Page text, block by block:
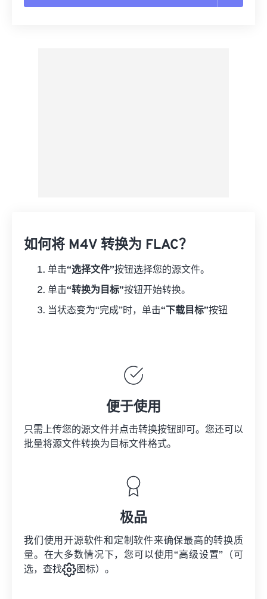
如何将 M4V 转换为 FLAC？
单击“选择文件”按钮选择您的源文件。
单击“转换为目标”按钮开始转换。
当状态变为“完成”时，单击“下载目标”按钮
便于使用
只需上传您的源文件并点击转换按钮即可。您还可以
批量将源文件转换为目标文件格式。
极品
我们使用开源软件和定制软件来确保最高的转换质
量。在大多数情况下，您可以使用“高级设置”（可
选，查找
图标）。